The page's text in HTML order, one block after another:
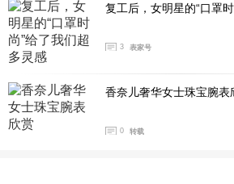
复工后，女明星的“口罩
3 表家号
香奈儿奢华女士珠宝腕表
0 转载